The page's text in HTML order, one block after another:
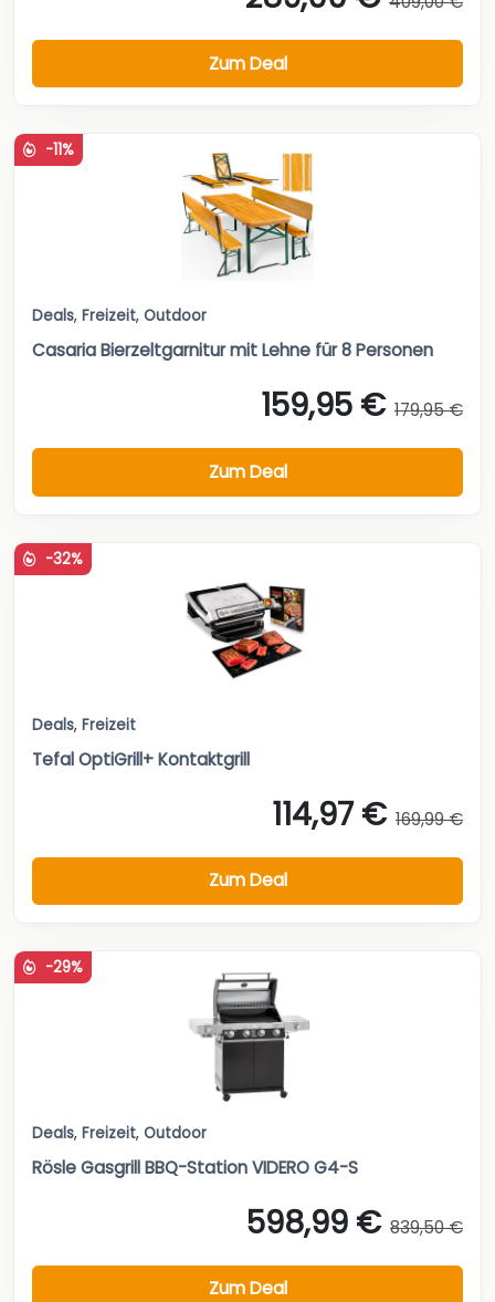
Zum Deal
-11%
Deals, Freizeit, Outdoor
Casaria Bierzeltgarnitur mit Lehne für 8 Personen
159,95 € 179,95 €
Zum Deal
-32%
Deals, Freizeit
Tefal OptiGrill+ Kontaktgrill
114,97 € 169,99 €
Zum Deal
-29%
Deals, Freizeit, Outdoor
Rösle Gasgrill BBQ-Station VIDERO G4-S
598,99 € 839,50 €
Zum Deal